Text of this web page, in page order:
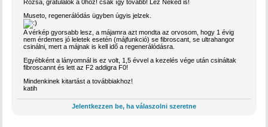
Rózsa, gratulálok a 0hoz! csak így tovább! Lez Neked is!
Museto, regenerálódás ügyben úgyis jelzek.
A vérkép gyorsabb lesz, a májamra azt mondta az orvosom, hogy 1 évig
nem érdemes jó leletek esetén (májfunkció) se fibroscant, se ultrahangor
csinálni, mert a májnak is kell idő a regenerálódásra.
Egyébként a lányomnál is ez volt, 1,5 évvel a kezelés vége után csináltak
fibroscannt és lett az F2 addigra F0!
Mindenkinek kitartást a továbbiakhoz!
katih
Jelentkezzen be, ha válaszolni szeretne